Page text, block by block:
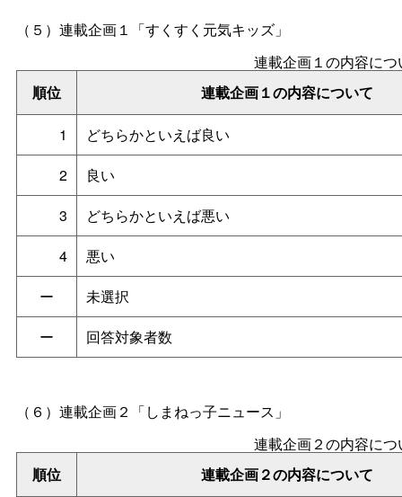
（５） 連載企画１「すくすく元気キッズ」
順位 連載企画１の内容について
連載企画１の内容につ
1
どちらかといえば良い
2
良い
3
どちらかといえば悪い
4
悪い
ー
未選択
ー
回答対象者数
（６） 連載企画２「しまねっ子ニュース」
順位 連載企画２の内容について
連載企画２の内容につ